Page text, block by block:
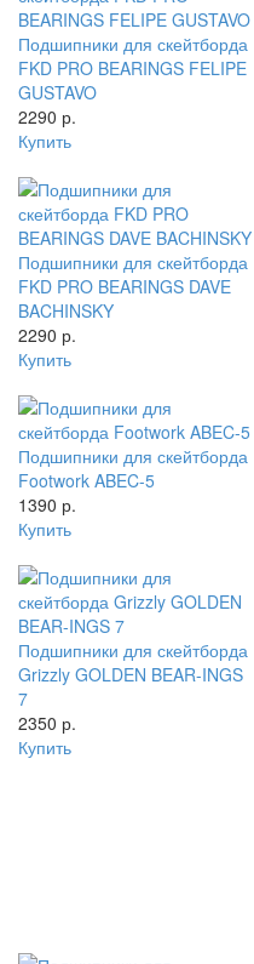
Подшипники для скейтборда
FKD PRO BEARINGS FELIPE
GUSTAVO
2290 р.
Купить
Подшипники для скейтборда
FKD PRO BEARINGS DAVE
BACHINSKY
2290 р.
Купить
Подшипники для скейтборда
Footwork ABEC-5
1390 р.
Купить
Подшипники для скейтборда
Grizzly GOLDEN BEAR-INGS
7
2350 р.
Купить